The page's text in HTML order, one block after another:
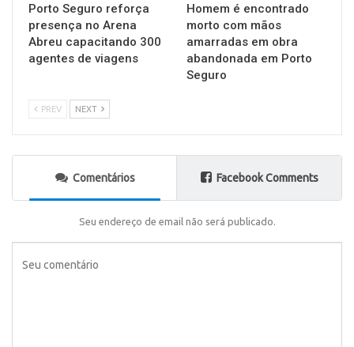
Porto Seguro reforça
presença no Arena
Abreu capacitando 300
agentes de viagens
Homem é encontrado
morto com mãos
amarradas em obra
abandonada em Porto
Seguro
PREV NEXT
Comentários Facebook Comments
Seu endereço de email não será publicado.